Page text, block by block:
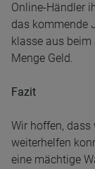
Online-Händler
das kommende
klasse aus
Menge Geld.
Fazit
Wir hoffen, dass
weiterhelfen
eine mächtige